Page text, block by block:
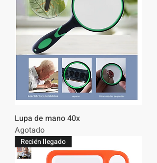
Lupa de mano 40x
Agotado
Recién llegado